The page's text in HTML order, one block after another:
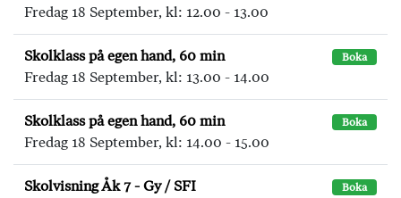
Fredag 18 September, kl: 12.00 - 13.00
Skolklass på egen hand, 60 min Boka
Fredag 18 September, kl: 13.00 - 14.00
Skolklass på egen hand, 60 min Boka
Fredag 18 September, kl: 14.00 - 15.00
Skolvisning Åk 7 - Gy / SFI Boka